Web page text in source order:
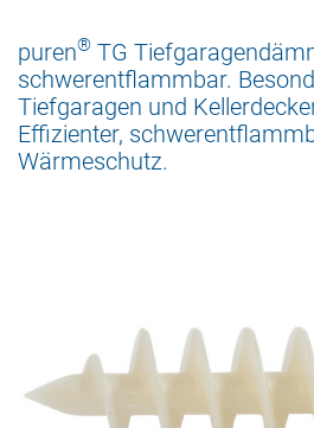
puren® TG
schwerentflammbar.
Tiefgaragen und
Effizienter,
Wärmeschutz.